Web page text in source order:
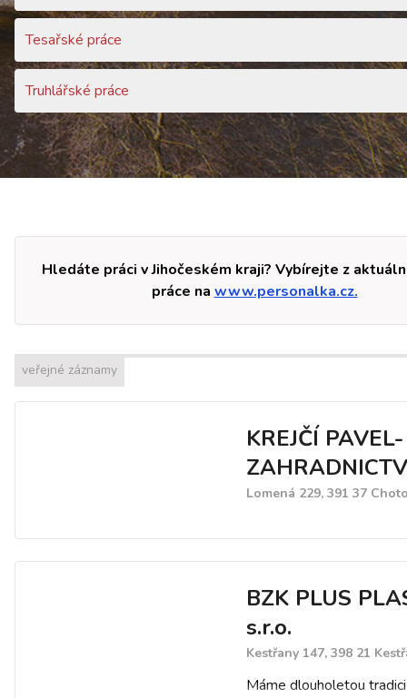
Tesařské práce
Truhlářské práce
Hledáte práci v Jihočeském kraji? Vybírejte z
práce na www.personalka.cz.
veřejné záznamy
KREJČÍ PAVEL-
Lomená 229, 391 37
BZK PLUS
s.r.o.
Kestřany 147, 398 21
Máme dlouholetou